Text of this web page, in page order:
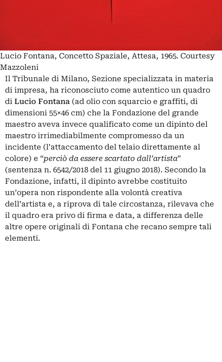
Lucio Fontana, Concetto Spaziale, Attesa, 1965. Courtesy
Mazzoleni
Il Tribunale di Milano, Sezione specializzata in materia
di impresa, ha riconosciuto come autentico un quadro
di Lucio Fontana (ad olio con squarcio e graffiti, di
dimensioni 55×46 cm) che la Fondazione del grande
maestro aveva invece qualificato come un dipinto del
maestro irrimediabilmente compromesso da un
incidente (l’attaccamento del telaio direttamente al
colore) e “perciò da essere scartato dall’artista”
(sentenza n. 6542/2018 del 11 giugno 2018). Secondo la
Fondazione, infatti, il dipinto avrebbe costituito
un’opera non rispondente alla volontà creativa
dell’artista e, a riprova di tale circostanza, rilevava che
il quadro era privo di firma e data, a differenza delle
altre opere originali di Fontana che recano sempre tali
elementi.